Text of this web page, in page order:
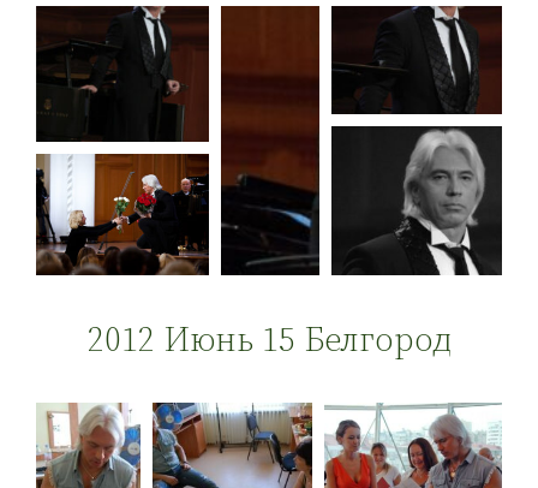
2012 Июнь 15 Белгород